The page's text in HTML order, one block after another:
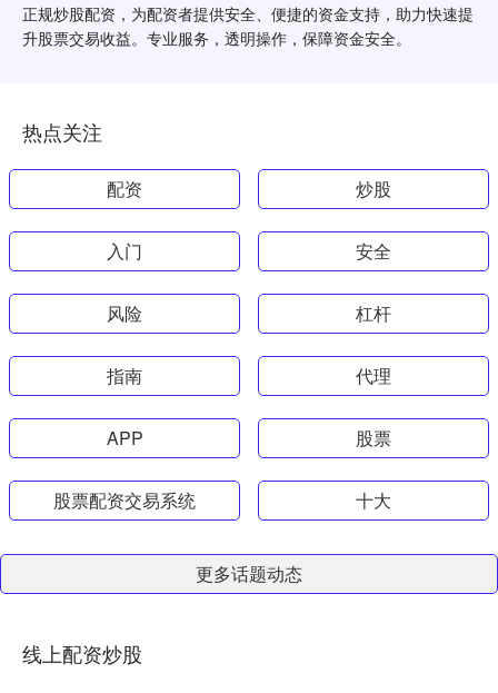
正规炒股配资，为配资者提供安全、便捷的资金支持，助力快速提
升股票交易收益。专业服务，透明操作，保障资金安全。
热点关注
配资 炒股
入门 安全
风险 杠杆
指南 代理
APP 股票
股票配资交易系统 十大
更多话题动态
线上配资炒股